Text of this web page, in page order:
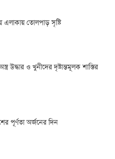
এলাকায় তোলপাড় সৃষ্টি
উদ্ধার ও খুনীদের দৃষ্টান্তমূলক শাস্তির
পূর্ণতা অর্জনের দিন